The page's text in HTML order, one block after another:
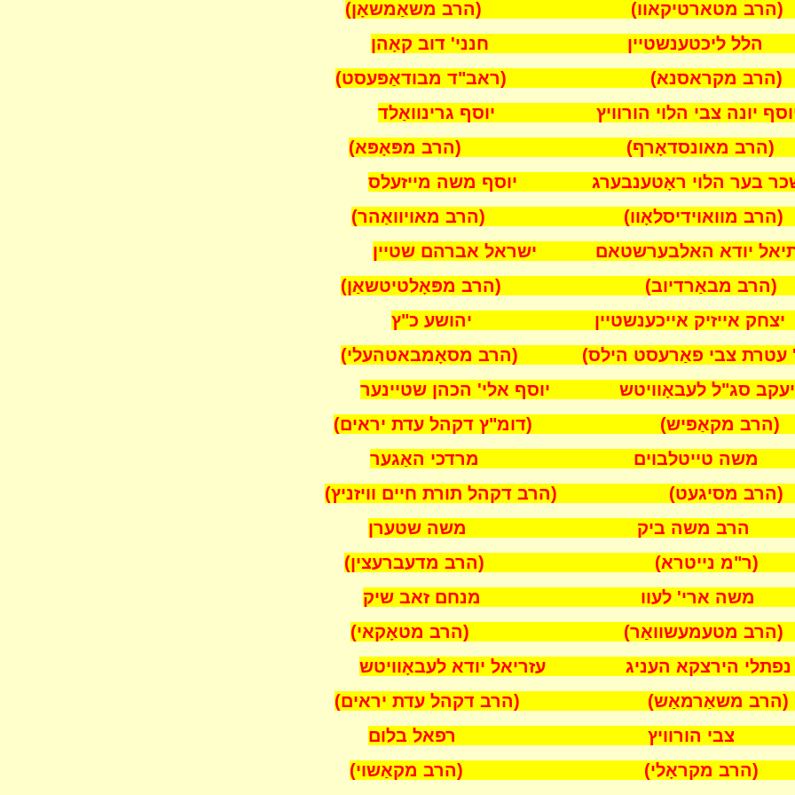
מטארטיקאוו) (הרב משאַמשאָן)
ליכטענשטיין חנני' דוב קאָהן
מקראסנא) (ראב"ד מבודאַפּעסט)
יונה צבי הלוי הורוויץ יוסף גרינוואַלד
מאונסדאָרף) (הרב מפּאָפּא)
בער הלוי ראָטענבערג יוסף משה מייזעלס
מוואוידיסלאָוו) (הרב מאויוואַהר)
יודא האלבערשטאם ישראל אברהם שטיין
מבאַרדיוב) (הרב מפּאָלטיטשאַן)
יצחק אייזיק אייכענשטיין יהושע כ"ץ
עטרת צבי פאַרעסט הילס) (הרב מסאָמבאטהעלי)
סג"ל לעבאָוויטש יוסף אלי' הכהן שטיינער
מקאַפּיש) (דומ"ץ דקהל עדת יראים)
טייטלבוים מרדכי האַגער
(הרב דקהל תורת חיים וויזניץ)
משה ביק משה שטערן
נייטרא) (הרב מדעברעצין)
ארי' לעוו מנחם זאב שיק
מטעמעשוואַר) (הרב מטאָקאי)
הירצקא העניג עזריאל יודא לעבאָוויטש
משאַרמאַש) (הרב דקהל עדת יראים)
הורוויץ רפאל בלום
מקראָלי) (הרב מקאַשוי)